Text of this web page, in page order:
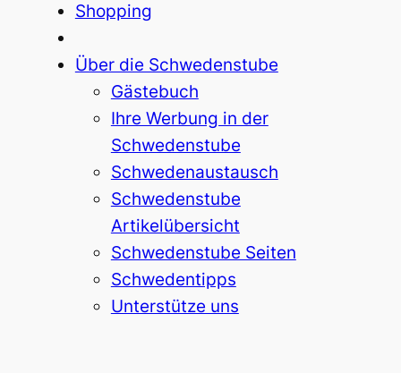
Shopping
Über die Schwedenstube
Gästebuch
Ihre Werbung in der
Schwedenstube
Schwedenaustausch
Schwedenstube
Artikelübersicht
Schwedenstube Seiten
Schwedentipps
Unterstütze uns